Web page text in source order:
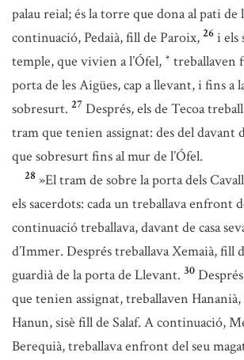
palau reial; és la torre que dona al pati de
continuació, Pedaià, fill de Paroix, 26 i els
temple, que vivien a l’Ófel, * treballaven
porta de les Aigües, cap a llevant, i fins a
sobresurt. 27 Després, els de Tecoa
tram que tenien assignat: des del davant
que sobresurt fins al mur de l’Ófel.
28 »El tram de sobre la porta dels
els sacerdots: cada un treballava enfront
continuació treballava, davant de casa
d’Immer. Després treballava Xemaià, fill
guardià de la porta de Llevant. 30
que tenien assignat, treballaven
Hanun, sisè fill de Salaf. A continuació,
Berequià, treballava enfront del seu